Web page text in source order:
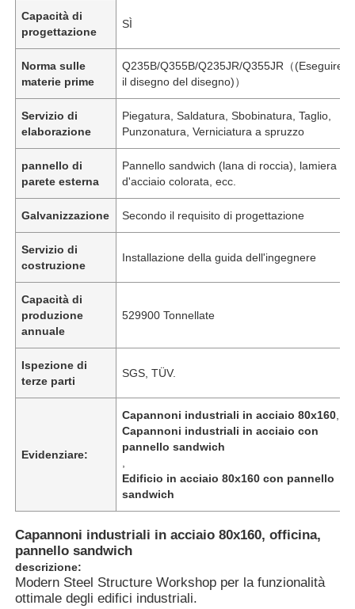
Prodotti
Video
Capacità di
progettazione
SÌ
Norma sulle
materie prime
Q235B/Q355B/Q235JR/Q355JR（(Eseguire
il disegno del disegno)）
Servizio di
elaborazione
Piegatura, Saldatura, Sbobinatura, Taglio,
Punzonatura, Verniciatura a spruzzo
pannello di
parete esterna
Pannello sandwich (lana di roccia), lamiera
d'acciaio colorata, ecc.
Galvanizzazione Secondo il requisito di progettazione
Servizio di
costruzione
Installazione della guida dell'ingegnere
Capacità di
produzione
annuale
529900 Tonnellate
Ispezione di
terze parti
SGS, TÜV.
Evidenziare:
Capannoni industriali in acciaio 80x160
Capannoni industriali in acciaio con
pannello sandwich
Edificio in acciaio 80x160 con pannello
sandwich
Capannoni industriali in acciaio 80x160, officina,
pannello sandwich
descrizione:
Modern Steel Structure Workshop per la funzionalità
ottimale degli edifici industriali.